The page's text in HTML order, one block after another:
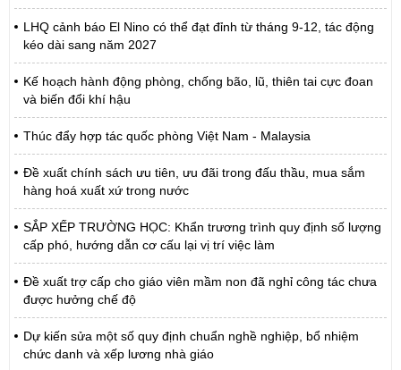
LHQ cảnh báo El Nino có thể đạt đỉnh từ tháng 9-12, tác động
kéo dài sang năm 2027
Kế hoạch hành động phòng, chống bão, lũ, thiên tai cực đoan
và biến đổi khí hậu
Thúc đẩy hợp tác quốc phòng Việt Nam - Malaysia
Đề xuất chính sách ưu tiên, ưu đãi trong đấu thầu, mua sắm
hàng hoá xuất xứ trong nước
SẮP XẾP TRƯỜNG HỌC: Khẩn trương trình quy định số lượng
cấp phó, hướng dẫn cơ cấu lại vị trí việc làm
Đề xuất trợ cấp cho giáo viên mầm non đã nghỉ công tác chưa
được hưởng chế độ
Dự kiến sửa một số quy định chuẩn nghề nghiệp, bổ nhiệm
chức danh và xếp lương nhà giáo